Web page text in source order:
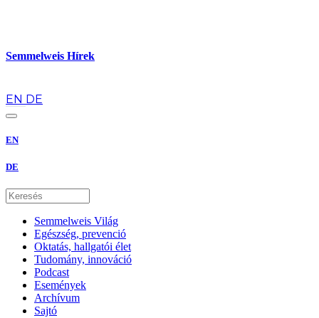
Semmelweis Hírek
EN DE
EN
DE
Semmelweis Világ
Egészség, prevenció
Oktatás, hallgatói élet
Tudomány, innováció
Podcast
Események
Archívum
Sajtó